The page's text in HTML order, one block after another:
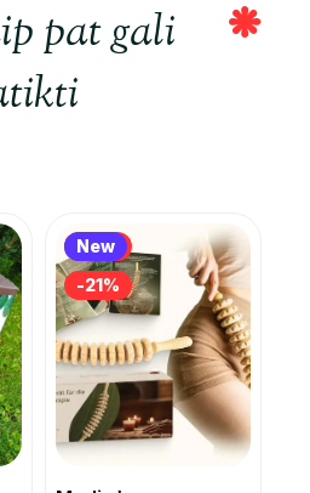
pat gali
-21%
New
-21%